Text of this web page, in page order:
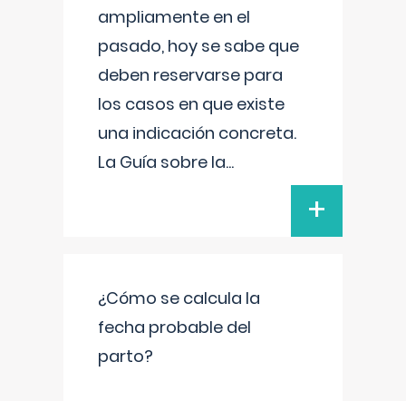
ampliamente en el
pasado, hoy se sabe que
deben reservarse para
los casos en que existe
una indicación concreta.
La Guía sobre la...
+
¿Cómo se calcula la
fecha probable del
parto?